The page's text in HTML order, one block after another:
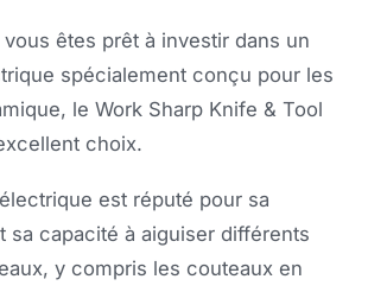
êtes prêt à investir dans un
spécialement conçu pour les
le Work Sharp Knife & Tool
choix.
est réputé pour sa
sa capacité à aiguiser différents
y compris les couteaux en